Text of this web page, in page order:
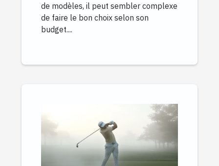
de modèles, il peut sembler complexe
de faire le bon choix selon son
budget....